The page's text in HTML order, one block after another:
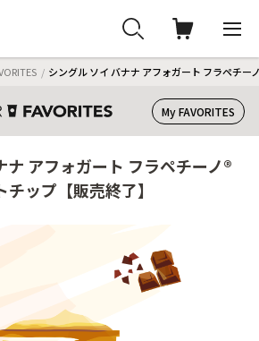
シングル ソイ バナナ アフォガート フラペチ
My FAVORITES
ナ アフォガート フラペチーノ®
ップ【販売終了】